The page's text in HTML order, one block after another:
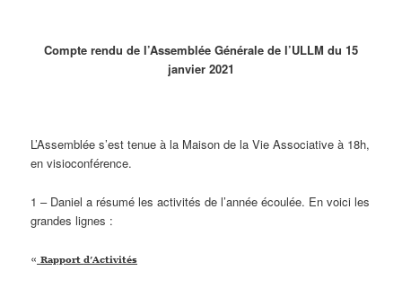
Compte rendu de l’Assemblée Générale de l’ULLM du 15
janvier 2021
L’Assemblée s’est tenue à la Maison de la Vie Associative à 18h,
en visioconférence.
1 – Daniel a résumé les activités de l’année écoulée. En voici les
grandes lignes :
« Rapportd’Activités